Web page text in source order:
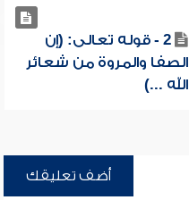
2 - قوله تعالى: (إن
الصفا والمروة من شعائر
الله ...)
أضف تعليقك